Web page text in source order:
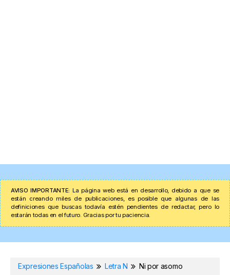
AVISO IMPORTANTE: La página web está en desarrollo, debido a que se
están creando miles de publicaciones, es posible que algunas de las
definiciones que buscas todavía estén pendientes de redactar, pero lo
estarán todas en el futuro. Gracias por tu paciencia.
Expresiones Españolas Letra N Ni por asomo